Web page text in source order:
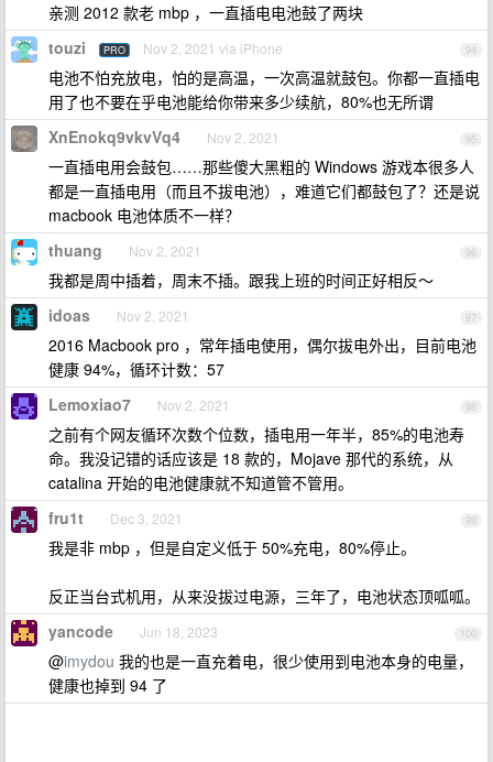
亲测 2012 款老 mbp ，一直插电电池鼓了两块
94
touzi PRO Nov 2, 2021 via iPhone
电池不怕充放电，怕的是高温，一次高温就鼓包。你都一直插电
用了也不要在乎电池能给你带来多少续航，80%也无所谓
95
XnEnokq9vkvVq4 Nov 2, 2021
一直插电用会鼓包……那些傻大黑粗的 Windows 游戏本很多人
都是一直插电用（而且不拔电池），难道它们都鼓包了？还是说
macbook 电池体质不一样？
96
thuang Nov 2, 2021
我都是周中插着，周末不插。跟我上班的时间正好相反～
97
idoas Nov 2, 2021
2016 Macbook pro ，常年插电使用，偶尔拔电外出，目前电池
健康 94%，循环计数：57
98
Lemoxiao7 Nov 2, 2021
之前有个网友循环次数个位数，插电用一年半，85%的电池寿
命。我没记错的话应该是 18 款的，Mojave 那代的系统，从
catalina 开始的电池健康就不知道管不管用。
99
fru1t Dec 3, 2021
我是非 mbp ，但是自定义低于 50%充电，80%停止。
反正当台式机用，从来没拔过电源，三年了，电池状态顶呱呱。
100
yancode Jun 18, 2023
@imydou 我的也是一直充着电，很少使用到电池本身的电量，
健康也掉到 94 了